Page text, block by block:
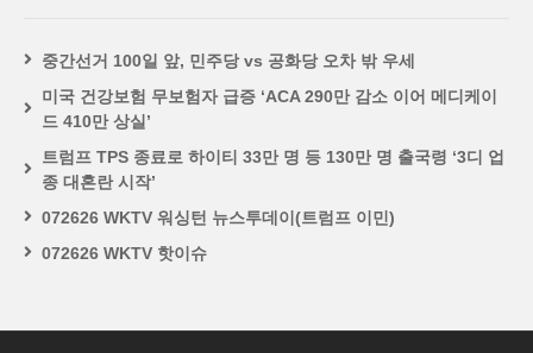
중간선거 100일 앞, 민주당 vs 공화당 오차 밖 우세
미국 건강보험 무보험자 급증 ‘ACA 290만 감소 이어 메디케이
드 410만 상실’
트럼프 TPS 종료로 하이티 33만 명 등 130만 명 출국령 ‘3디 업
종 대혼란 시작’
072626 WKTV 워싱턴 뉴스투데이(트럼프 이민)
072626 WKTV 핫이슈